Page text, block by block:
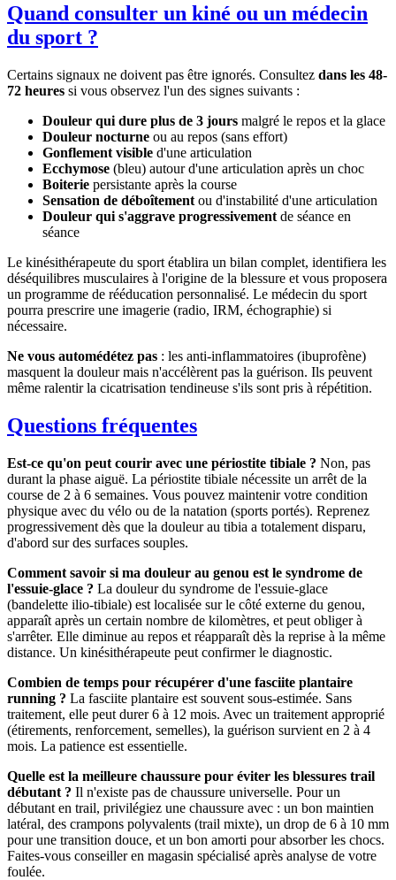
Quand consulter un kiné ou un médecin
du sport ?
Certains signaux ne doivent pas être ignorés. Consultez dans les 48-
72 heures si vous observez l'un des signes suivants :
Douleur qui dure plus de 3 jours malgré le repos et la glace
Douleur nocturne ou au repos (sans effort)
Gonflement visible d'une articulation
Ecchymose (bleu) autour d'une articulation après un choc
Boiterie persistante après la course
Sensation de déboîtement ou d'instabilité d'une articulation
Douleur qui s'aggrave progressivement de séance en
séance
Le kinésithérapeute du sport établira un bilan complet, identifiera les
déséquilibres musculaires à l'origine de la blessure et vous proposera
un programme de rééducation personnalisé. Le médecin du sport
pourra prescrire une imagerie (radio, IRM, échographie) si
nécessaire.
Ne vous automédétez pas : les anti-inflammatoires (ibuprofène)
masquent la douleur mais n'accélèrent pas la guérison. Ils peuvent
même ralentir la cicatrisation tendineuse s'ils sont pris à répétition.
Questions fréquentes
Est-ce qu'on peut courir avec une périostite tibiale ? Non, pas
durant la phase aiguë. La périostite tibiale nécessite un arrêt de la
course de 2 à 6 semaines. Vous pouvez maintenir votre condition
physique avec du vélo ou de la natation (sports portés). Reprenez
progressivement dès que la douleur au tibia a totalement disparu,
d'abord sur des surfaces souples.
Comment savoir si ma douleur au genou est le syndrome de
l'essuie-glace ? La douleur du syndrome de l'essuie-glace
(bandelette ilio-tibiale) est localisée sur le côté externe du genou,
apparaît après un certain nombre de kilomètres, et peut obliger à
s'arrêter. Elle diminue au repos et réapparaît dès la reprise à la même
distance. Un kinésithérapeute peut confirmer le diagnostic.
Combien de temps pour récupérer d'une fasciite plantaire
running ? La fasciite plantaire est souvent sous-estimée. Sans
traitement, elle peut durer 6 à 12 mois. Avec un traitement approprié
(étirements, renforcement, semelles), la guérison survient en 2 à 4
mois. La patience est essentielle.
Quelle est la meilleure chaussure pour éviter les blessures trail
débutant ? Il n'existe pas de chaussure universelle. Pour un
débutant en trail, privilégiez une chaussure avec : un bon maintien
latéral, des crampons polyvalents (trail mixte), un drop de 6 à 10 mm
pour une transition douce, et un bon amorti pour absorber les chocs.
Faites-vous conseiller en magasin spécialisé après analyse de votre
foulée.